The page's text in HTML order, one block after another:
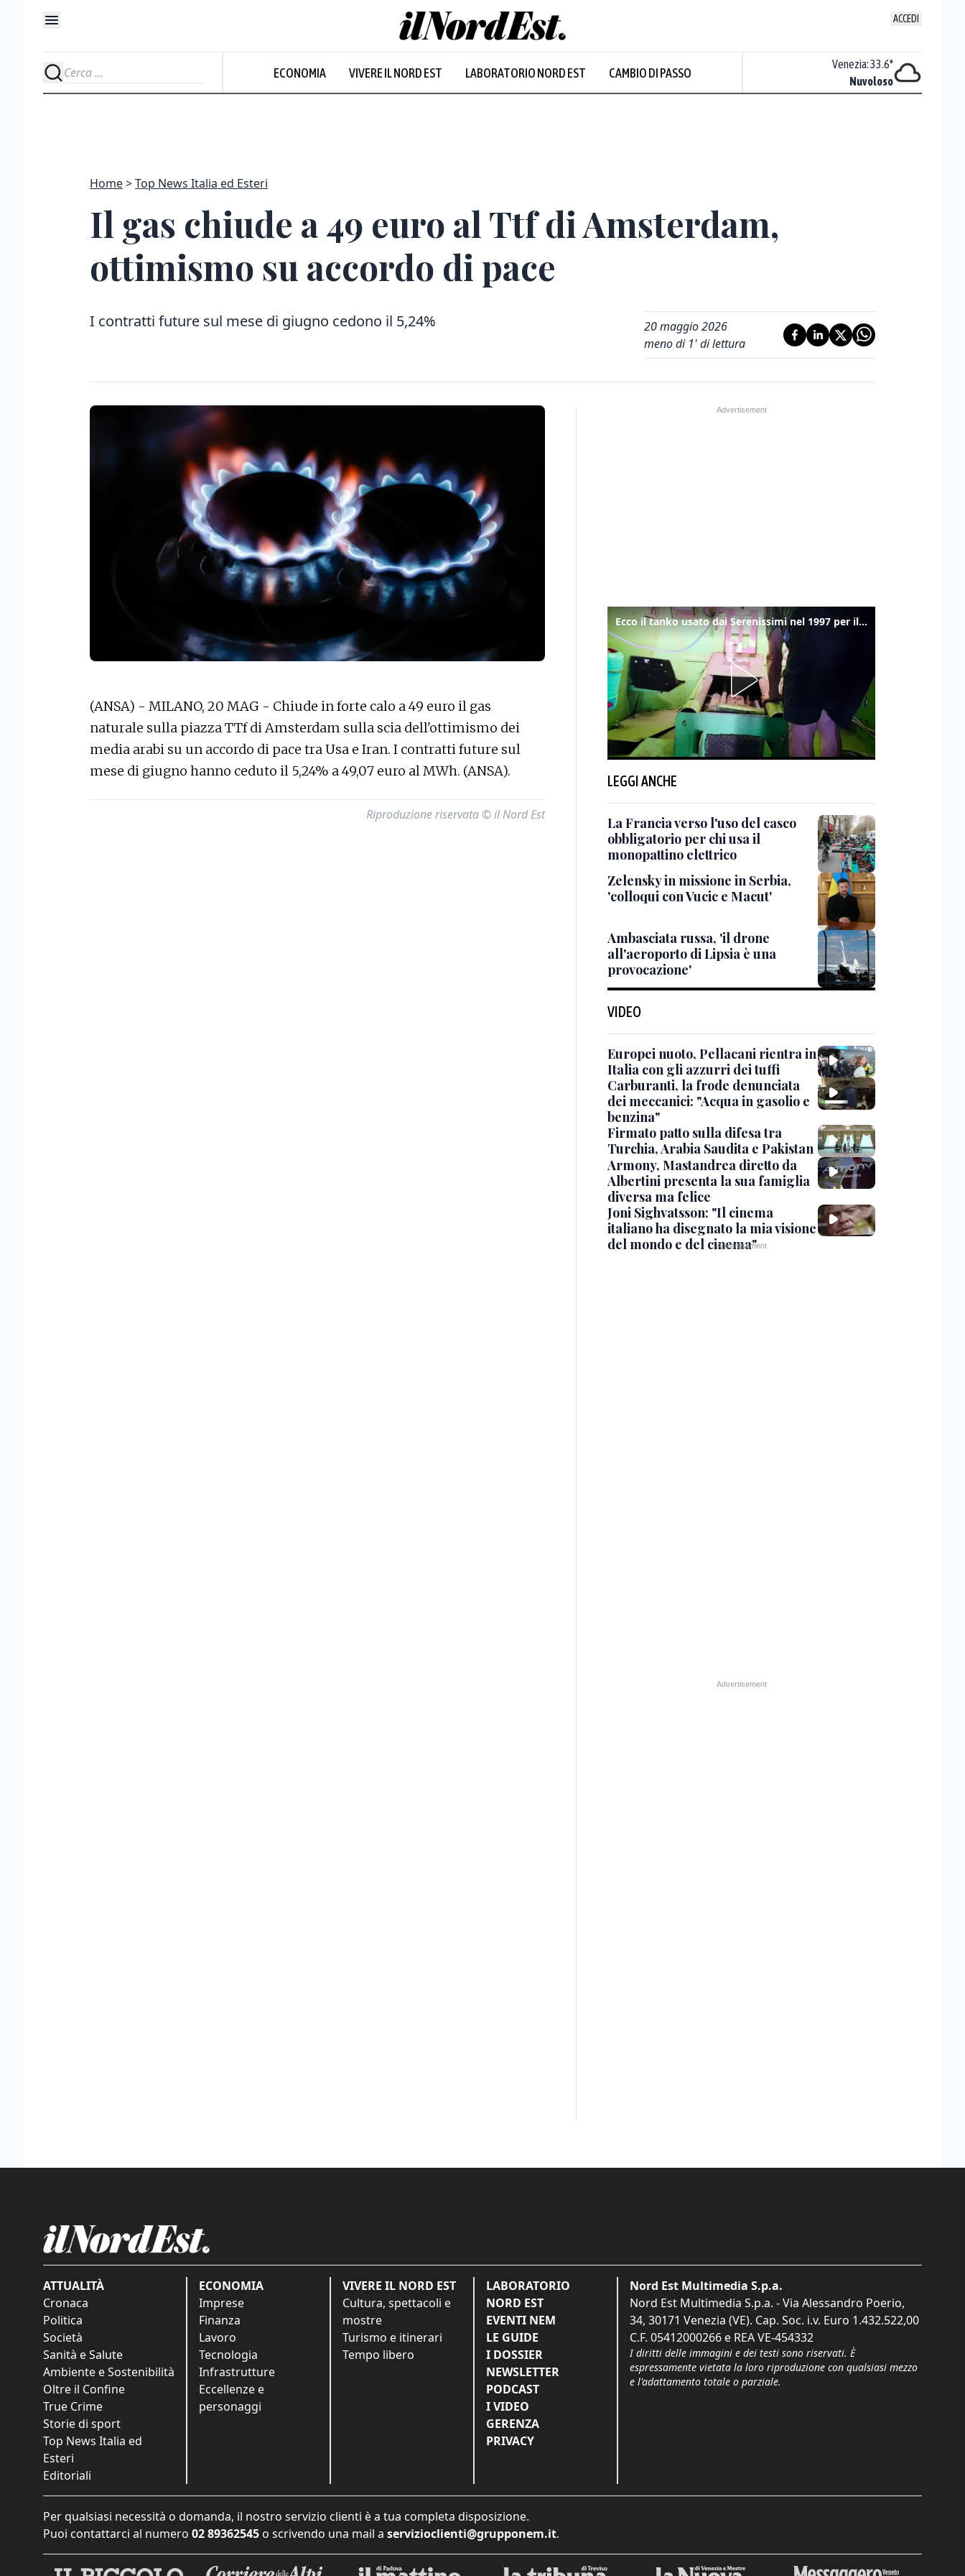
ACCEDI
ECONOMIA VIVERE IL NORD EST LABORATORIO NORD EST CAMBIO DI PASSO
Prevalentemente soleggiato
Venezia:33.6°
Nuvoloso
Home Top News Italia ed Esteri
Il gas chiude a 49 euro al Ttf di Amsterdam,
ottimismo su accordo di pace
I contratti future sul mese di giugno cedono il 5,24%
20 maggio 2026
meno di 1' di lettura
(ANSA) - MILANO, 20 MAG - Chiude in forte calo a 49 euro il gas
naturale sulla piazza TTf di Amsterdam sulla scia dell'ottimismo dei
media arabi su un accordo di pace tra Usa e Iran. I contratti future sul
mese di giugno hanno ceduto il 5,24% a 49,07 euro al MWh. (ANSA).
Riproduzione riservata © il Nord Est
Ecco il tanko usato dai Serenissimi nel 1997 per il blitz a San Marco
LEGGI ANCHE
La Francia verso l'uso del casco
obbligatorio per chi usa il
monopattino elettrico
Zelensky in missione in Serbia,
'colloqui con Vucic e Macut'
Ambasciata russa, 'il drone
all'aeroporto di Lipsia è una
provocazione'
VIDEO
Europei nuoto, Pellacani rientra in
Italia con gli azzurri dei tuffi
Carburanti, la frode denunciata
dei meccanici: "Acqua in gasolio e
benzina"
Firmato patto sulla difesa tra
Turchia, Arabia Saudita e Pakistan
Armony, Mastandrea diretto da
Albertini presenta la sua famiglia
diversa ma felice
Joni Sighvatsson: "Il cinema
italiano ha disegnato la mia visione
del mondo e del cinema"
ATTUALITÀ
Cronaca
Politica
Società
Sanità e Salute
Ambiente e Sostenibilità
Oltre il Confine
True Crime
Storie di sport
Top News Italia ed
Esteri
Editoriali
ECONOMIA
Imprese
Finanza
Lavoro
Tecnologia
Infrastrutture
Eccellenze e
personaggi
VIVERE IL NORD EST
Cultura, spettacoli e
mostre
Turismo e itinerari
Tempo libero
LABORATORIO
NORD EST
EVENTI NEM
LE GUIDE
I DOSSIER
NEWSLETTER
PODCAST
I VIDEO
GERENZA
PRIVACY
Nord Est Multimedia S.p.a.
Nord Est Multimedia S.p.a. - Via Alessandro Poerio,
34, 30171 Venezia (VE). Cap. Soc. i.v. Euro 1.432.522,00
C.F. 05412000266 e REA VE-454332
I diritti delle immagini e dei testi sono riservati. È
espressamente vietata la loro riproduzione con qualsiasi mezzo
e l'adattamento totale o parziale.
Per qualsiasi necessità o domanda, il nostro servizio clienti è a tua completa disposizione.
Puoi contattarci al numero 02 89362545 o scrivendo una mail a servizioclienti@grupponem.it.